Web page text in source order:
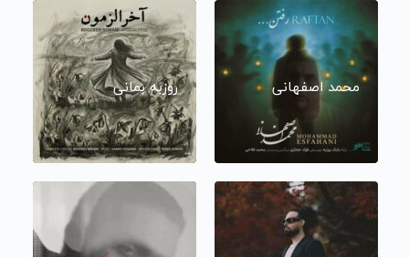
محمد اصفهانی روزبه بمانی